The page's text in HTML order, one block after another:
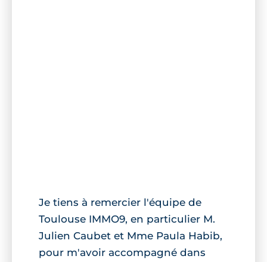
Je tiens à remercier l'équipe de
Toulouse IMMO9, en particulier M.
Julien Caubet et Mme Paula Habib,
pour m'avoir accompagné dans